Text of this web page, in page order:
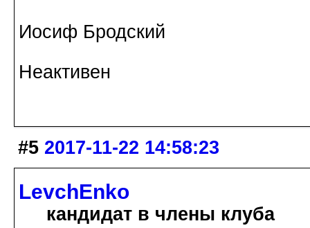
Иосиф Бродский
Неактивен
#5 2017-11-22 14:58:23
LevchEnko
кандидат в члены клуба